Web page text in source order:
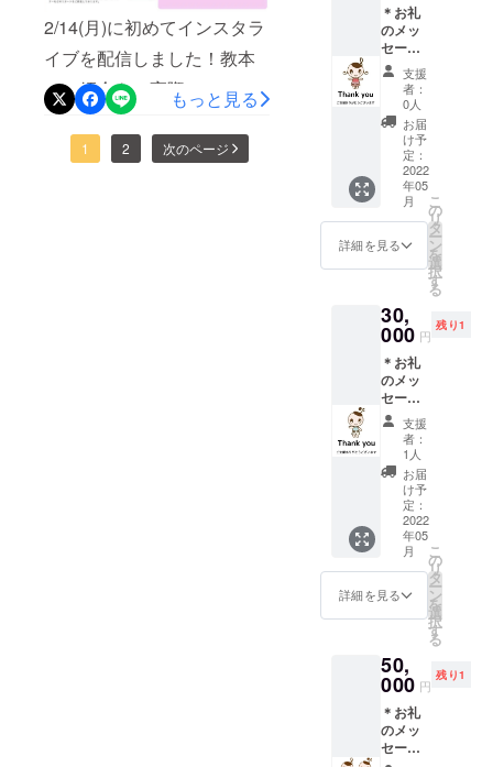
2/14(月)に初めてインスタラ
イブを配信しました！教本
のご紹介や、実際のレッス
ン動画をみていただいた
り、クラウドファンディン
もっと見る
1 2 次のページ
12月ま
で ♪備
考欄に
掲載可
能な教
室名ま
たはご
氏名
（イニ
シャル
可）を
御入力
くださ
い
本「ぷ
ち・ぴ
あの」
１冊 ＊
zoomオ
ンライ
ンにて
「ぷ
ち・ぴ
あの」
使い方
セミ
ナー
（正規
＊教本
「ぷ
ち・ぴ
あの」
内でお
使いい
ただけ
るオリ
ジナル
カード
（黒鍵
のかた
まりを
覚える
ための
カー
ド） ♪
限は
2023年
12月ま
で ♪備
考欄に
掲載可
＊お礼
のメッ
セージ
＊初版
出版教
本「ぷ
ち・ぴ
あの」
にご支
援いた
だいた
方の教
室名ま
たはご
氏名
（イニ
可）掲
載 ＊教
本「ぷ
ち・ぴ
あの」
５冊 ＊
zoomオ
ンライ
ンにて
「ぷ
ち・ぴ
あの」
使い方
セミ
ナー
（正規
販売前
「ぷ
ち・ぴ
あの」
内でお
使いい
ただけ
支援
者：
0人
お届
け予
定：
2022
年05
月
詳細を見る
こ
の
リ
タ
ー
ン
を
選
択
す
る
30,
000 円
残り1
＊お礼
のメッ
セージ
＊初版
出版教
本「ぷ
ち・ぴ
あの」
に、ご
支援い
ただい
た方の
教室名
または
ご氏名
（イニ
可）掲
載 ＊教
本「ぷ
ち・ぴ
あの」
５冊 ＊
支援
者：
1人
お届
け予
定：
2022
年05
月
詳細を見る
こ
の
リ
タ
ー
ン
を
選
択
す
る
50,
000 円
残り1
＊お礼
のメッ
セージ